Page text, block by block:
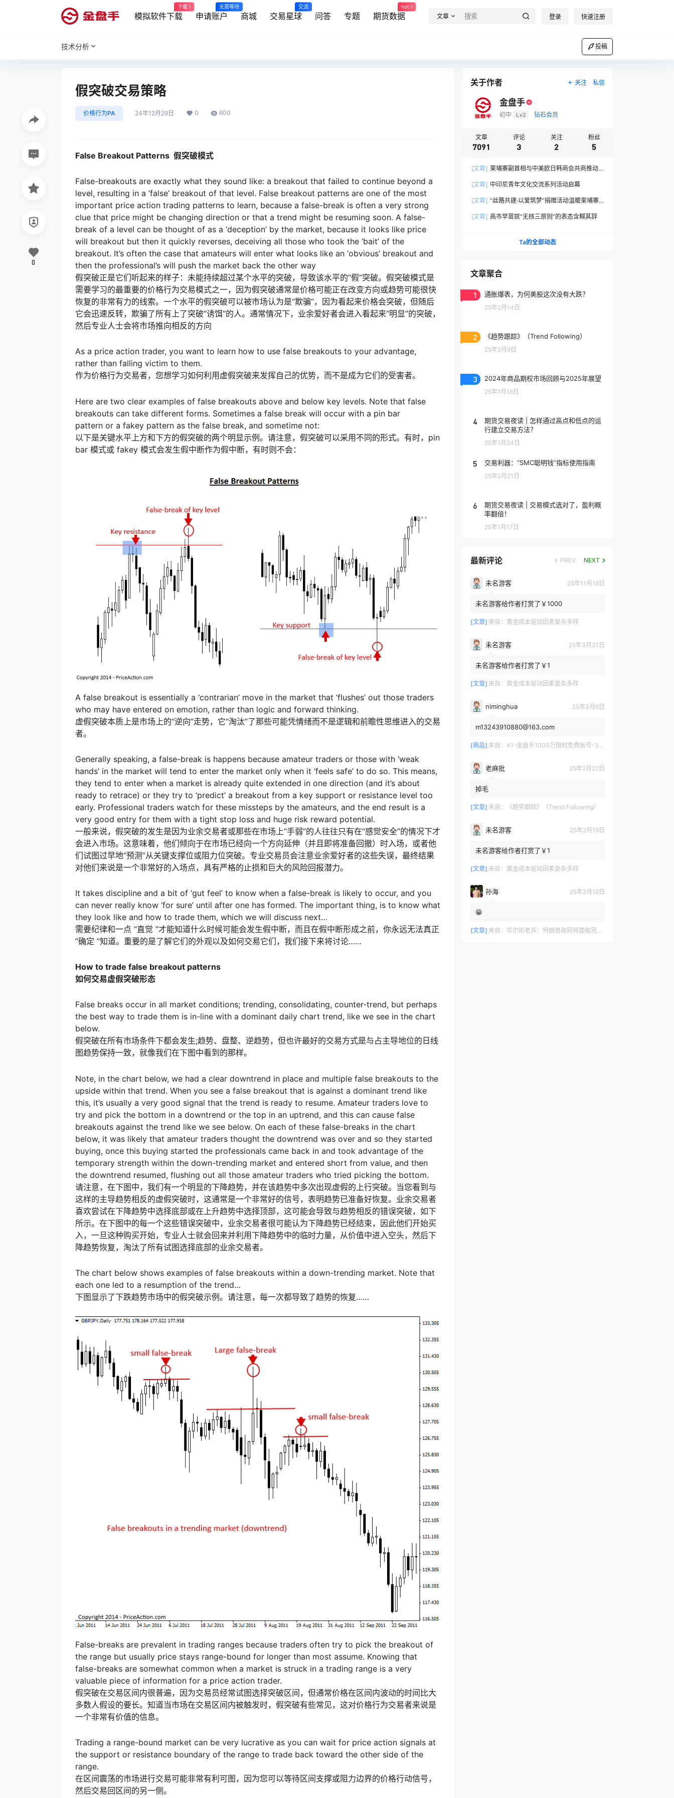
模拟软件下载
下载 !
申请账户
无需等待
商城 交易星球
交流
问答 专题 期货数据
hot !
文章 登录 快速注册
技术分析 投稿
假突破交易策略
价格行为PA 24年12月29日 0 600
False Breakout Patterns 假突破模式
False-breakouts are exactly what they sound like: a breakout that failed to continue beyond a
level, resulting in a ‘false’ breakout of that level. False breakout patterns are one of the most
important price action trading patterns to learn, because a false-break is often a very strong
clue that price might be changing direction or that a trend might be resuming soon. A false-
break of a level can be thought of as a ‘deception’ by the market, because it looks like price
will breakout but then it quickly reverses, deceiving all those who took the ‘bait’ of the
breakout. It’s often the case that amateurs will enter what looks like an ‘obvious’ breakout and
then the professional’s will push the market back the other way
假突破正是它们听起来的样子：未能持续超过某个水平的突破，导致该水平的“假”突破。假突破模式是
需要学习的最重要的价格行为交易模式之一，因为假突破通常是价格可能正在改变方向或趋势可能很快
恢复的非常有力的线索。一个水平的假突破可以被市场认为是“欺骗”，因为看起来价格会突破，但随后
它会迅速反转，欺骗了所有上了突破“诱饵”的人。通常情况下，业余爱好者会进入看起来“明显”的突破，
然后专业人士会将市场推向相反的方向
As a price action trader, you want to learn how to use false breakouts to your advantage,
rather than falling victim to them.
作为价格行为交易者，您想学习如何利用虚假突破来发挥自己的优势，而不是成为它们的受害者。
Here are two clear examples of false breakouts above and below key levels. Note that false
breakouts can take different forms. Sometimes a false break will occur with a pin bar
pattern or a fakey pattern as the false break, and sometime not:
以下是关键水平上方和下方的假突破的两个明显示例。请注意，假突破可以采用不同的形式。有时，pin
bar 模式或 fakey 模式会发生假中断作为假中断，有时则不会：
A false breakout is essentially a ‘contrarian’ move in the market that ‘flushes’ out those traders
who may have entered on emotion, rather than logic and forward thinking.
虚假突破本质上是市场上的“逆向”走势，它“淘汰”了那些可能凭情绪而不是逻辑和前瞻性思维进入的交易
者。
Generally speaking, a false-break is happens because amateur traders or those with ‘weak
hands’ in the market will tend to enter the market only when it ‘feels safe’ to do so. This means,
they tend to enter when a market is already quite extended in one direction (and it’s about
ready to retrace) or they try to ‘predict’ a breakout from a key support or resistance level too
early. Professional traders watch for these missteps by the amateurs, and the end result is a
very good entry for them with a tight stop loss and huge risk reward potential.
一般来说，假突破的发生是因为业余交易者或那些在市场上“手弱”的人往往只有在“感觉安全”的情况下才
会进入市场。这意味着，他们倾向于在市场已经向一个方向延伸（并且即将准备回撤）时入场，或者他
们试图过早地“预测”从关键支撑位或阻力位突破。专业交易员会注意业余爱好者的这些失误，最终结果
对他们来说是一个非常好的入场点，具有严格的止损和巨大的风险回报潜力。
It takes discipline and a bit of ‘gut feel’ to know when a false-break is likely to occur, and you
can never really know ‘for sure’ until after one has formed. The important thing, is to know what
they look like and how to trade them, which we will discuss next…
需要纪律和一点 “直觉 ”才能知道什么时候可能会发生假中断，而且在假中断形成之前，你永远无法真正
“确定 ”知道。重要的是了解它们的外观以及如何交易它们，我们接下来将讨论……
How to trade false breakout patterns
如何交易虚假突破形态
False breaks occur in all market conditions; trending, consolidating, counter-trend, but perhaps
the best way to trade them is in-line with a dominant daily chart trend, like we see in the chart
below.
假突破在所有市场条件下都会发生;趋势、盘整、逆趋势，但也许最好的交易方式是与占主导地位的日线
图趋势保持一致，就像我们在下图中看到的那样。
Note, in the chart below, we had a clear downtrend in place and multiple false breakouts to the
upside within that trend. When you see a false breakout that is against a dominant trend like
this, it’s usually a very good signal that the trend is ready to resume. Amateur traders love to
try and pick the bottom in a downtrend or the top in an uptrend, and this can cause false
breakouts against the trend like we see below. On each of these false-breaks in the chart
below, it was likely that amateur traders thought the downtrend was over and so they started
buying, once this buying started the professionals came back in and took advantage of the
temporary strength within the down-trending market and entered short from value, and then
the downtrend resumed, flushing out all those amateur traders who tried picking the bottom.
请注意，在下图中，我们有一个明显的下降趋势，并在该趋势中多次出现虚假的上行突破。当您看到与
这样的主导趋势相反的虚假突破时，这通常是一个非常好的信号，表明趋势已准备好恢复。业余交易者
喜欢尝试在下降趋势中选择底部或在上升趋势中选择顶部，这可能会导致与趋势相反的错误突破，如下
所示。在下图中的每一个这些错误突破中，业余交易者很可能认为下降趋势已经结束，因此他们开始买
入，一旦这种购买开始，专业人士就会回来并利用下降趋势中的临时力量，从价值中进入空头，然后下
降趋势恢复，淘汰了所有试图选择底部的业余交易者。
The chart below shows examples of false breakouts within a down-trending market. Note that
each one led to a resumption of the trend…
下图显示了下跌趋势市场中的假突破示例。请注意，每一次都导致了趋势的恢复……
False-breaks are prevalent in trading ranges because traders often try to pick the breakout of
the range but usually price stays range-bound for longer than most assume. Knowing that
false-breaks are somewhat common when a market is struck in a trading range is a very
valuable piece of information for a price action trader.
假突破在交易区间内很普遍，因为交易员经常试图选择突破区间，但通常价格在区间内波动的时间比大
多数人假设的要长。知道当市场在交易区间内被触发时，假突破有些常见，这对价格行为交易者来说是
一个非常有价值的信息。
Trading a range-bound market can be very lucrative as you can wait for price action signals at
the support or resistance boundary of the range to trade back toward the other side of the
range.
在区间震荡的市场进行交易可能非常有利可图，因为您可以等待区间支撑或阻力边界的价格行动信号，
然后交易回区间的另一侧。
0
关于作者 关注 私信
金盘手
初中 Lv2 钻石会员
文章
7091
评论
3
关注
2
粉丝
5
[文章] 柬埔寨副首相与中美欧日韩商会共商推动
[文章] 中印尼青年文化交流系列活动启幕
[文章] “丝路共建·以爱筑梦”捐赠活动温暖柬埔寨
[文章] 高市早苗就“无核三原则”的表态含糊其辞
Ta的全部动态
文章聚合
1 通胀爆表，为何美股这次没有大跌？
25年2月14日
2 《趋势跟踪》（Trend Following）
25年2月9日
3 2024年商品期权市场回顾与2025年展望
25年1月16日
4
期货交易夜读 | 怎样通过高点和低点的运
行建立交易方法？
25年1月24日
5 交易利器：“SMC聪明钱”指标使用指南
25年2月21日
6
期货交易夜读 | 交易模式选对了，盈利概
率翻倍！
25年1月17日
最新评论 PREV NEXT
未名游客 25年11月18日
未名游客给作者打赏了￥1000
[文章] 来自： 黄金成本驱动因素复杂多样
未名游客 25年3月31日
未名游客给作者打赏了￥1
[文章] 来自： 黄金成本驱动因素复杂多样
niminghua 25年3月6日
m13243910880@163.com
[商品] 来自： A1-金盘手1000万限时免费账号-30天/次/用户
老麻批 25年2月22日
掉毛
[文章] 来自： 《趋势跟踪》（Trend Following）
未名游客 25年2月19日
未名游客给作者打赏了￥1
[文章] 来自： 黄金成本驱动因素复杂多样
孙海 25年2月12日
😁
[文章] 来自： 华尔街老兵：特朗普政府将面临完美风暴，长期看好黄金